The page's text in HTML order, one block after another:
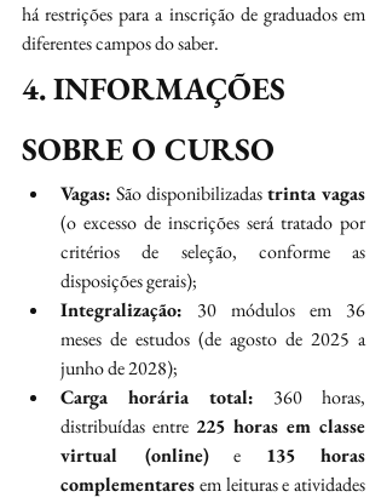
há restrições para a inscrição de graduados em
diferentes campos do saber.
4. INFORMAÇÕES
SOBRE O CURSO
Vagas: São disponibilizadas trinta vagas
(o excesso de inscrições será tratado por
critérios de seleção, conforme as
disposições gerais);
Integralização: 30 módulos em 36
meses de estudos (de agosto de 2025 a
junho de 2028);
Carga horária total: 360 horas,
distribuídas entre 225 horas em classe
virtual (online) e 135 horas
complementares em leituras e atividades